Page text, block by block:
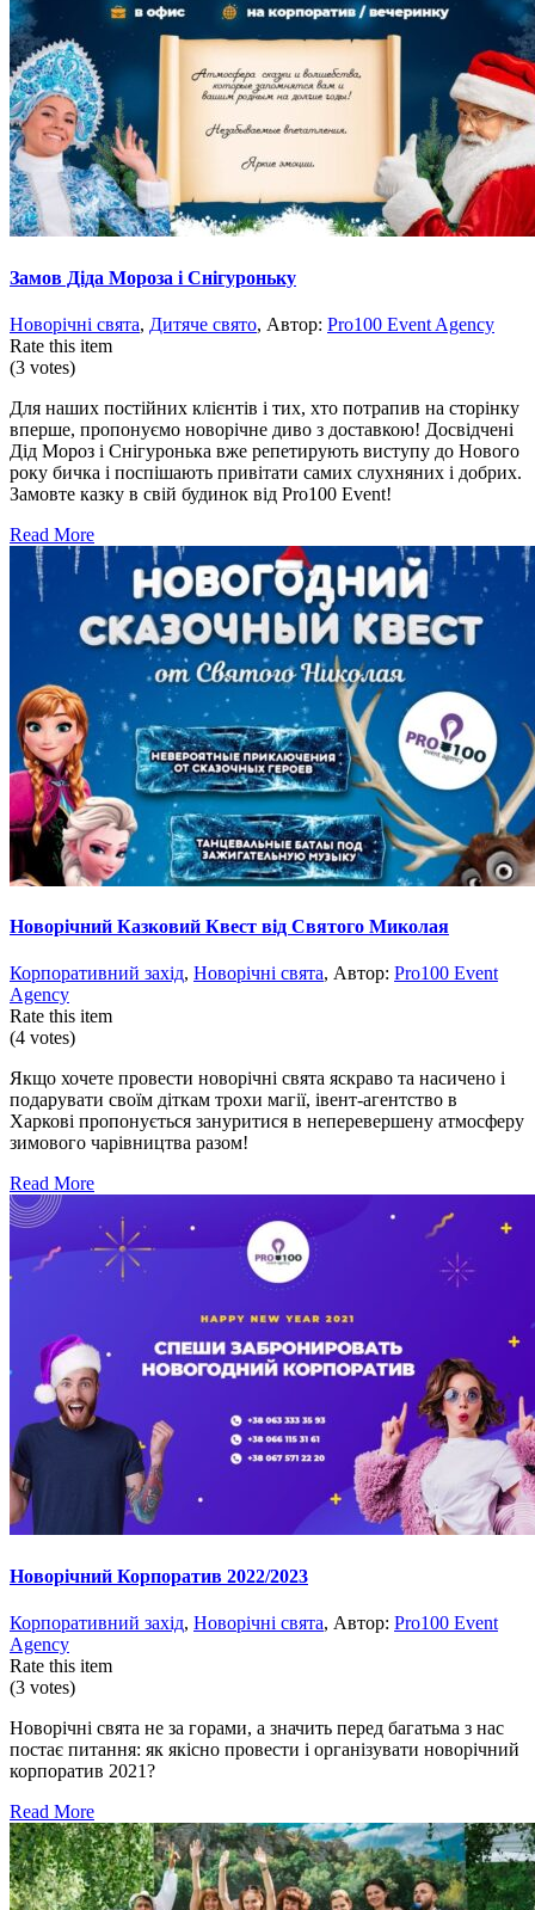
Замов Діда Мороза і Снігуроньку
Новорічні свята, Дитяче свято, Автор: Pro100 Event Agency
Rate this item
(3 votes)
Для наших постійних клієнтів і тих, хто потрапив на сторінку
вперше, пропонуємо новорічне диво з доставкою! Досвідчені
Дід Мороз і Снігуронька вже репетирують виступу до Нового
року бичка і поспішають привітати самих слухняних і добрих.
Замовте казку в свій будинок від Pro100 Event!
Read More
Новорічний Казковий Квест від Святого Миколая
Корпоративний захід, Новорічні свята, Автор: Pro100 Event
Agency
Rate this item
(4 votes)
Якщо хочете провести новорічні свята яскраво та насичено і
подарувати своїм діткам трохи магії, івент-агентство в
Харкові пропонується зануритися в неперевершену атмосферу
зимового чарівництва разом!
Read More
Новорічний Корпоратив 2022/2023
Корпоративний захід, Новорічні свята, Автор: Pro100 Event
Agency
Rate this item
(3 votes)
Новорічні свята не за горами, а значить перед багатьма з нас
постає питання: як якісно провести і організувати новорічний
корпоратив 2021?
Read More